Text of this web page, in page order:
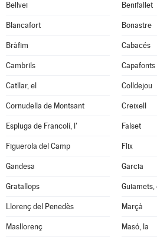
Bellvei Benifallet
Blancafort Bonastre
Bràfim Cabacés
Cambrils Capafonts
Catllar, el Colldejou
Cornudella de Montsant Creixell
Espluga de Francolí, l' Falset
Figuerola del Camp Flix
Gandesa Garcia
Gratallops Guiamets,
Llorenç del Penedès Marçà
Masllorenç Masó, la